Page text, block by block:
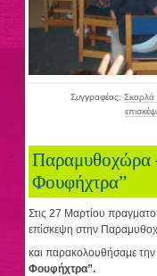
Συγγραφέας: Σκαρλά
Παραμυθοχώρα
Φουφήχτρα”
Στις 27 Μαρτίου
επίσκεψη στην
και παρακολουθήσαμε
Φουφήχτρα”.